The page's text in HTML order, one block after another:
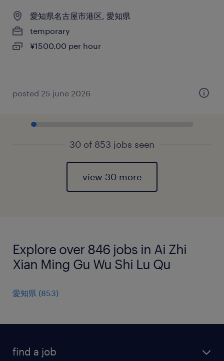
愛知県名古屋市港区, 愛知県
temporary
¥1500.00 per hour
posted 25 june 2026
30 of 853 jobs seen
view 30 more
Explore over 846 jobs in Ai Zhi
Xian Ming Gu Wu Shi Lu Qu
愛知県 (853)
find a job